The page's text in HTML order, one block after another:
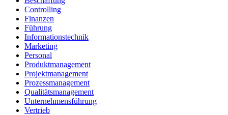
Controlling
Finanzen
Führung
Informationstechnik
Marketing
Personal
Produktmanagement
Projektmanagement
Prozessmanagement
Qualitätsmanagement
Unternehmensführung
Vertrieb